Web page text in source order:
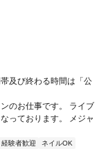
及び終わる時間は「公
のお仕事です。 ライブ
っております。 メジャ
経験者歓迎
ネイルOK